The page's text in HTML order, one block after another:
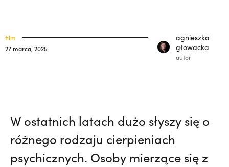
ochrona małoletnich
zginęli. Z tym pytaniem żyje od 35 lat. |
JESTEM
film
27 marca, 2025
agnieszka
głowacka
autor
W ostatnich latach dużo słyszy się o
różnego rodzaju cierpieniach
psychicznych. Osoby mierzące się z